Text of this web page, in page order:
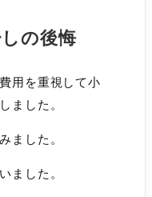
の後悔
用を重視して小
ました。
ました。
ました。